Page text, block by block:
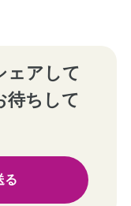
ェアして
待ちして
る